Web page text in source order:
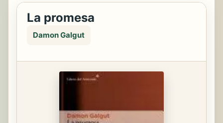
La promesa
Damon Galgut